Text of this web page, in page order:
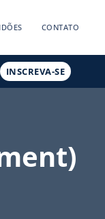
CONTATO
INSCREVA-SE